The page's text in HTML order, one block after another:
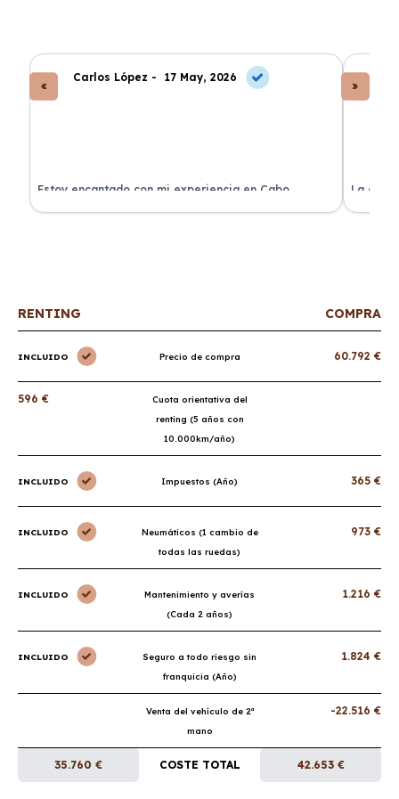
Carlos López - 17 May, 2026
Estoy encantado con mi experiencia en Cabo
Renting. El coche llegó en perfectas condiciones y sin
La
de
RENTING COMPRA
INCLUIDO Precio de compra 60.792 €
596 €
Cuota orientativa del
renting (5 años con
10.000km/año)
INCLUIDO Impuestos (Año) 365 €
INCLUIDO
Neumáticos (1 cambio de
todas las ruedas)
973 €
INCLUIDO
Mantenimiento y averías
(Cada 2 años)
1.216 €
INCLUIDO
Seguro a todo riesgo sin
franquicia (Año)
1.824 €
Venta del vehículo de 2ª
mano
-22.516 €
35.760 € COSTE TOTAL 42.653 €